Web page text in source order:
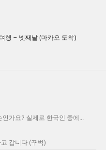
행 – 넷째날 (마카오 도착)
가요? 실제로 한국인 중에...
갑니다 (꾸벅)